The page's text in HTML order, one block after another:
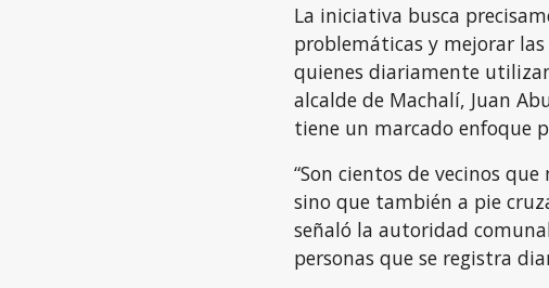
La iniciativa busca
problemáticas y mejorar
quienes diariamente
alcalde de Machalí, Juan
tiene un marcado enfoque
“Son cientos de vecinos
sino que también a pie
señaló la autoridad
personas que se registra